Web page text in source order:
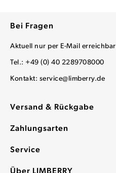
Versand & Rückgabe
Zahlungsarten
Service
Bei Fragen
Aktuell nur per E-Mail erreichbar
Tel.: +49 (0) 40 2289708000
Kontakt: service@limberry.de